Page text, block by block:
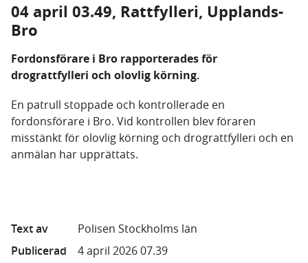
04 april 03.49, Rattfylleri, Upplands-
Bro
Fordonsförare i Bro rapporterades för
drograttfylleri och olovlig körning.
En patrull stoppade och kontrollerade en
fordonsförare i Bro. Vid kontrollen blev föraren
misstänkt för olovlig körning och drograttfylleri och en
anmälan har upprättats.
Text av
Polisen Stockholms län
Publicerad
4 april 2026 07.39